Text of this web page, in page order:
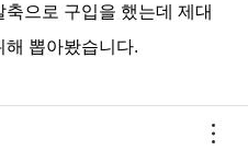
으로 구입을 했는데 제대
해 뽑아봤습니다.